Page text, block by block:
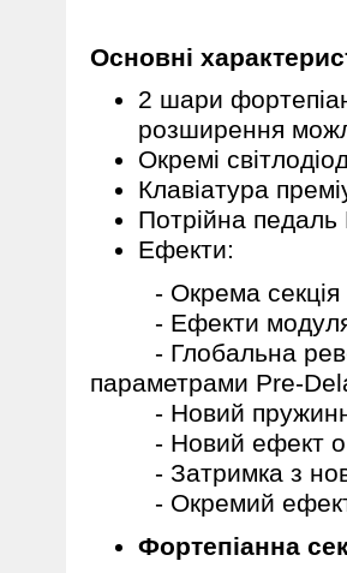
Основні
2 шари
розширення
Окремі
Клавіатура
Потрійна педаль
Ефекти:
- Окрема секція
- Ефекти
- Глобальна
параметрами Pre-
- Новий
- Новий ефект
- Затримка з
- Окремий ефект
Фортепіанна